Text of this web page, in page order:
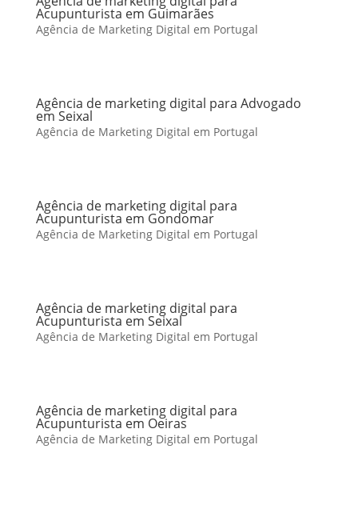
Acupunturista em Guimarães
Agência de Marketing Digital em Portugal
Agência de marketing digital para Advogado
em Seixal
Agência de Marketing Digital em Portugal
Agência de marketing digital para
Acupunturista em Gondomar
Agência de Marketing Digital em Portugal
Agência de marketing digital para
Acupunturista em Seixal
Agência de Marketing Digital em Portugal
Agência de marketing digital para
Acupunturista em Oeiras
Agência de Marketing Digital em Portugal